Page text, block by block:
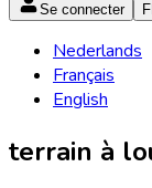
Se connecter
Nederlands
Français
English
terrain à